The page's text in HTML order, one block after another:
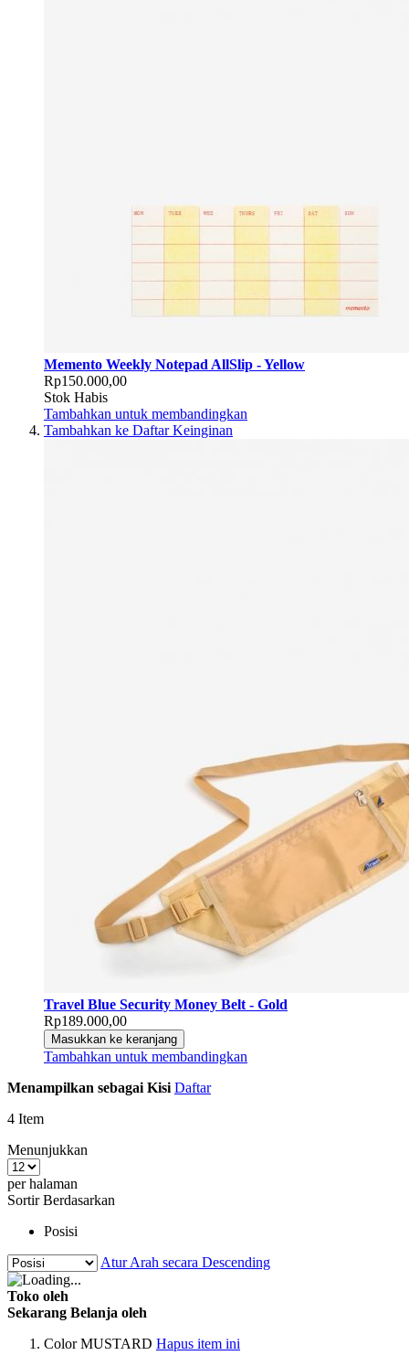
Memento Weekly Notepad AllSlip - Yellow
Rp150.000,00
Stok Habis
Tambahkan untuk membandingkan
Tambahkan ke Daftar Keinginan
Travel Blue Security Money Belt - Gold
Rp189.000,00
Masukkan ke keranjang
Tambahkan untuk membandingkan
Menampilkan sebagai Kisi Daftar
4 Item
Menunjukkan
per halaman
Sortir Berdasarkan
Posisi
Atur Arah secara Descending
Toko oleh
Sekarang Belanja oleh
Color MUSTARD Hapus item ini